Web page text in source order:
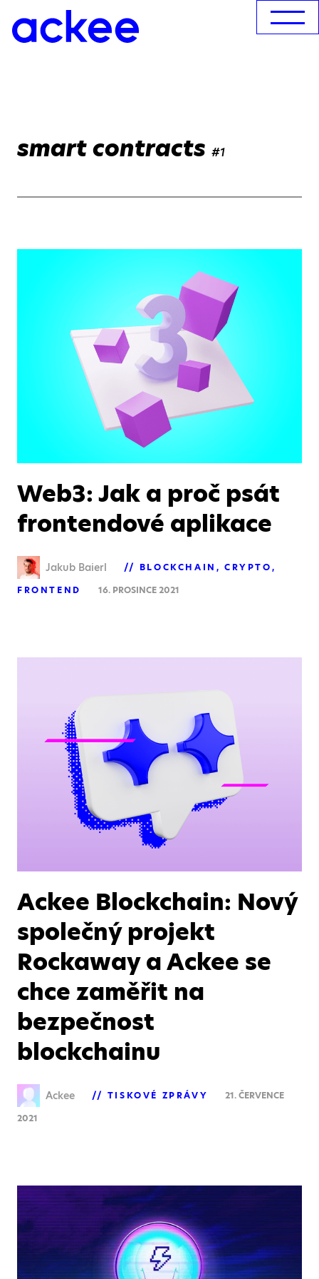
smart contracts #1
Web3: Jak a proč psát
frontendové aplikace
Jakub Baierl BLOCKCHAIN
CRYPTO
FRONTEND
16. PROSINCE 2021
Ackee Blockchain: Nový
společný projekt
Rockaway a Ackee se
chce zaměřit na
bezpečnost
blockchainu
Ackee TISKOVÉ ZPRÁVY
21. ČERVENCE
2021